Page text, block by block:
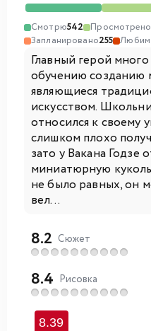
Смотрю542 Просмотрено
Запланировано255
Главный герой
обучению созданию
являющиеся
искусством.
относился к своему
слишком плохо
зато у Вакана Годзе
миниатюрную
не было равных, он
вел...
8.2 Сюжет
8.4 Рисовка
8.39